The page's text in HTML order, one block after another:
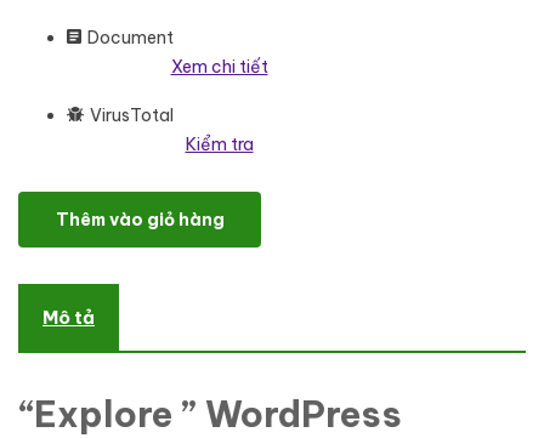
Document
Xem chi tiết
VirusTotal
Kiểm tra
Explore - Travel Agency WordPress Elementor Theme WordPress
Thêm vào giỏ hàng
Mô tả
“Explore ” WordPress